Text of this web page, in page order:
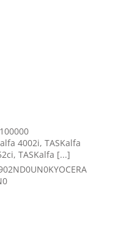
4002i, TASKalfa
TASKalfa [...]